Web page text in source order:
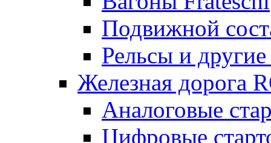
Подвижной
Рельсы и
Железная дорога
Аналоговые
Цифровые